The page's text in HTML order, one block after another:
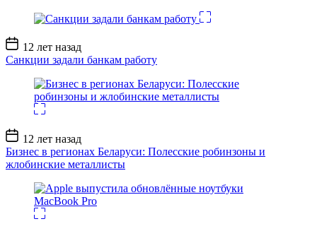
Дата
записи
12 лет назад
Санкции задали банкам работу
Дата
записи
12 лет назад
Бизнес в регионах Беларуси: Полесские робинзоны и
жлобинские металлисты